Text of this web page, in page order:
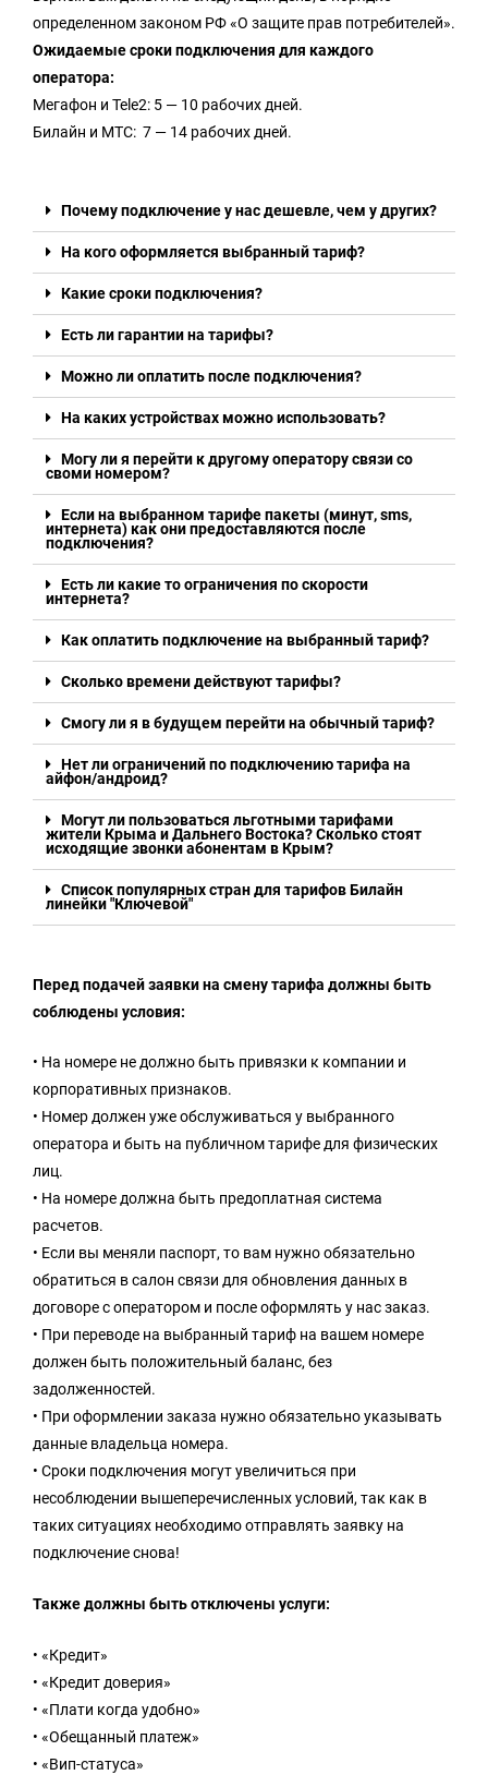
определенном законом РФ «О защите прав потребителей».
Ожидаемые сроки подключения для каждого
оператора:
Мегафон и Tele2: 5 — 10 рабочих дней.
Билайн и МТС: 7 — 14 рабочих дней.
Почему подключение у нас дешевле, чем у других?
На кого оформляется выбранный тариф?
Какие сроки подключения?
Есть ли гарантии на тарифы?
Можно ли оплатить после подключения?
На каких устройствах можно использовать?
Могу ли я перейти к другому оператору связи со
своми номером?
Если на выбранном тарифе пакеты (минут, sms,
интернета) как они предоставляются после
подключения?
Есть ли какие то ограничения по скорости
интернета?
Как оплатить подключение на выбранный тариф?
Сколько времени действуют тарифы?
Смогу ли я в будущем перейти на обычный тариф?
Нет ли ограничений по подключению тарифа на
айфон/андроид?
Могут ли пользоваться льготными тарифами
жители Крыма и Дальнего Востока? Сколько стоят
исходящие звонки абонентам в Крым?
Список популярных стран для тарифов Билайн
линейки "Ключевой"
Перед подачей заявки на смену тарифа должны быть
соблюдены условия:
• На номере не должно быть привязки к компании и
корпоративных признаков.
• Номер должен уже обслуживаться у выбранного
оператора и быть на публичном тарифе для физических
лиц.
• На номере должна быть предоплатная система
расчетов.
• Если вы меняли паспорт, то вам нужно обязательно
обратиться в салон связи для обновления данных в
договоре с оператором и после оформлять у нас заказ.
• При переводе на выбранный тариф на вашем номере
должен быть положительный баланс, без
задолженностей.
• При оформлении заказа нужно обязательно указывать
данные владельца номера.
• Сроки подключения могут увеличиться при
несоблюдении вышеперечисленных условий, так как в
таких ситуациях необходимо отправлять заявку на
подключение снова!
Также должны быть отключены услуги:
• «Кредит»
• «Кредит доверия»
• «Плати когда удобно»
• «Обещанный платеж»
• «Вип-статуса»